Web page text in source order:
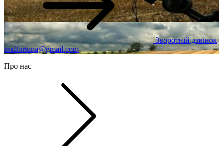
Зворотній дзвінок
imdfortuna@gmail.com
Про нас